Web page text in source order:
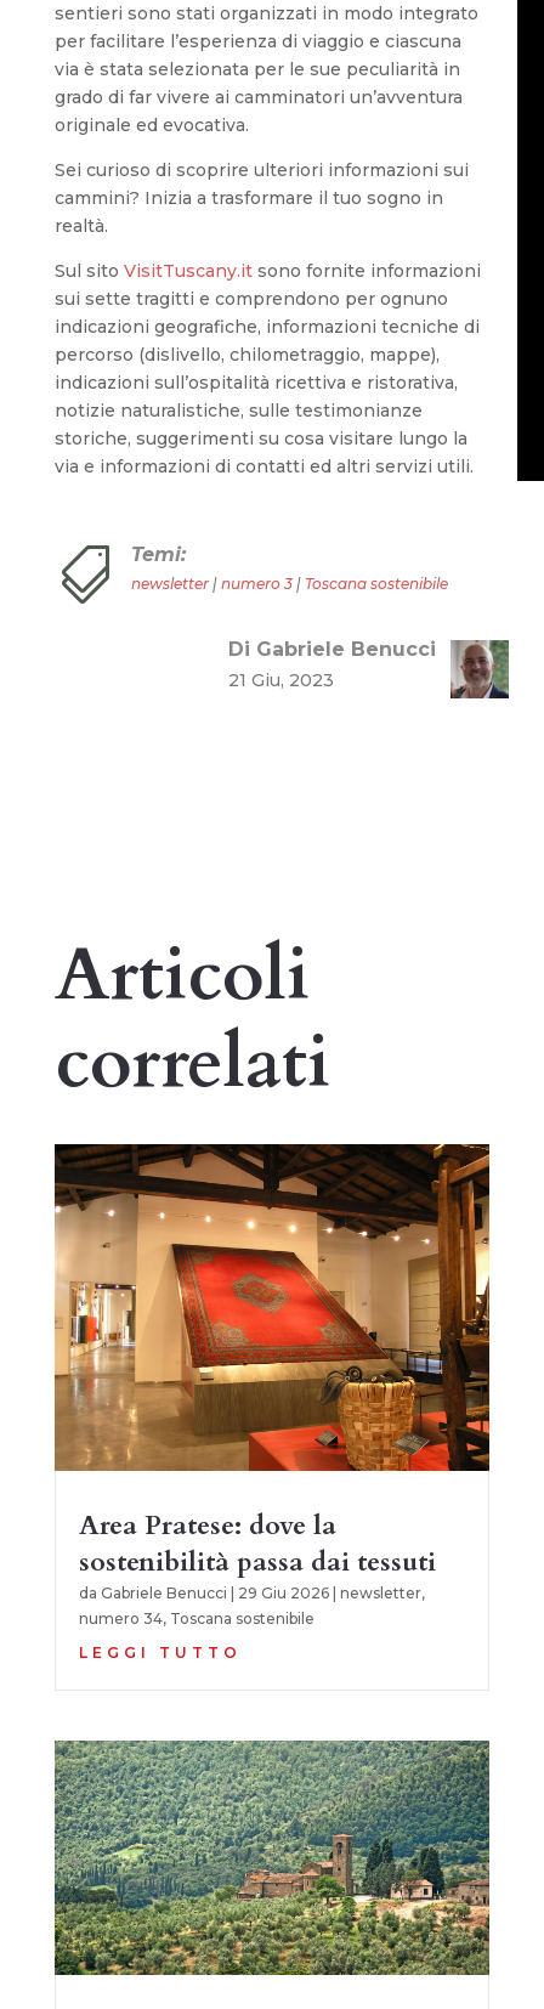
sentieri sono stati organizzati in modo integrato
per facilitare l’esperienza di viaggio e ciascuna
via è stata selezionata per le sue peculiarità in
grado di far vivere ai camminatori un’avventura
originale ed evocativa.
Sei curioso di scoprire ulteriori informazioni sui
cammini? Inizia a trasformare il tuo sogno in
realtà.
Sul sito VisitTuscany.itsono fornite informazioni
sui sette tragitti e comprendono per ognuno
indicazioni geografiche, informazioni tecniche di
percorso (dislivello, chilometraggio, mappe),
indicazioni sull’ospitalità ricettiva e ristorativa,
notizie naturalistiche, sulle testimonianze
storiche, suggerimenti su cosa visitare lungo la
via e informazioni di contatti ed altri servizi utili.
 Temi:
newsletter| numero 3| Toscana sostenibile
Di Gabriele Benucci
21 Giu, 2023
Articoli
correlati
Area Pratese: dove la
sostenibilità passa dai tessuti
da Gabriele Benucci | 29 Giu 2026| newsletter,
numero 34, Toscana sostenibile
LEGGI TUTTO